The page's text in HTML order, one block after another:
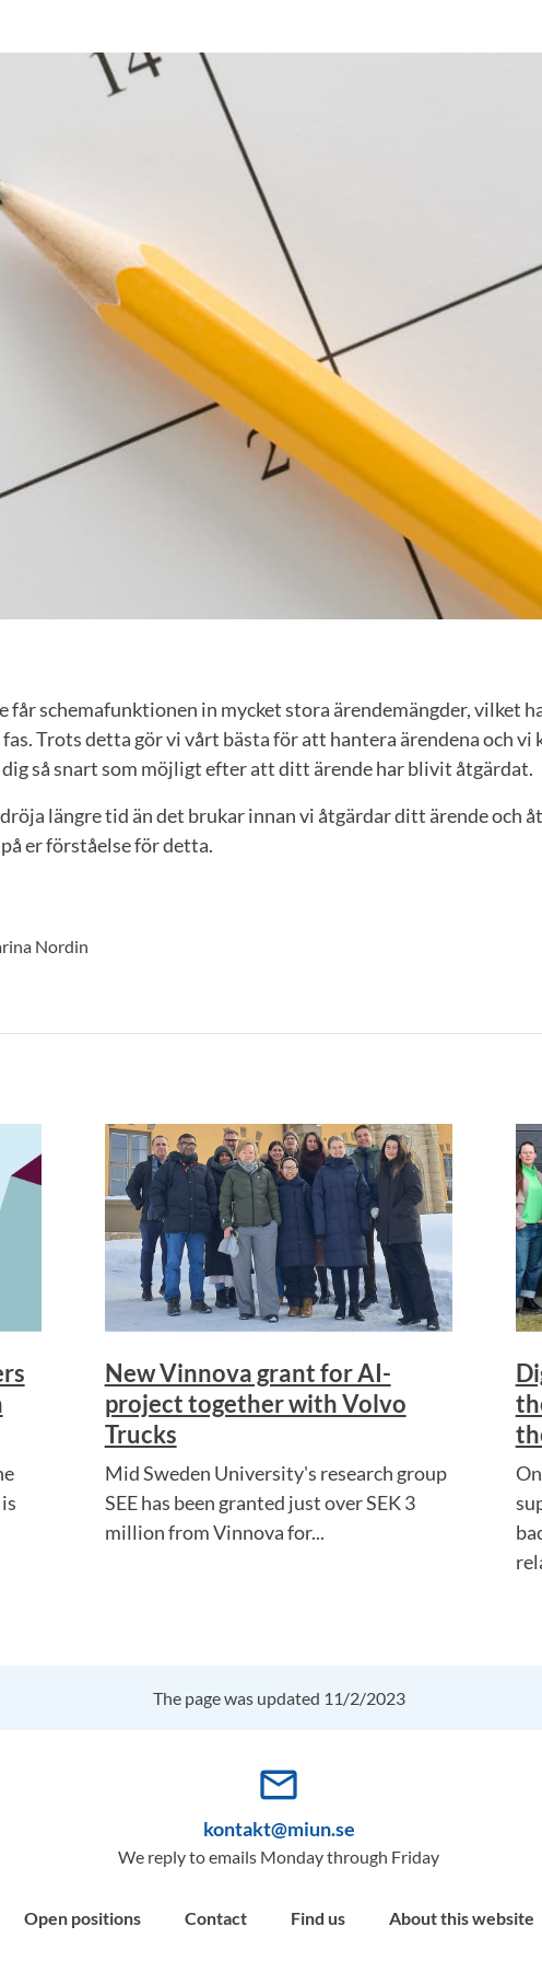
får schemafunktionen in mycket stora ärendemängder, vilket
Trots detta gör vi vårt bästa för att hantera ärendena och vi
så snart som möjligt efter att ditt ärende har blivit åtgärdat.
längre tid än det brukar innan vi åtgärdar ditt ärende och
er förståelse för detta.
Nordin
New Vinnova grant for AI-
project together with Volvo
Trucks
Mid Sweden University's research group
SEE has been granted just over SEK 3
million from Vinnova for...
The page was updated 11/2/2023
mail_outline
kontakt@miun.se
We reply to emails Monday through Friday
Open positions Contact Find us About this website